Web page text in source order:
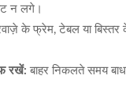
न लगे।
के फ्रेम, टेबल या बिस्तर
रखें: बाहर निकलते समय